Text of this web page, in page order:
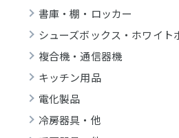
書庫・棚・ロッカー
シューズボックス・ホワイト
複合機・通信器機
キッチン用品
電化製品
冷房器具・他